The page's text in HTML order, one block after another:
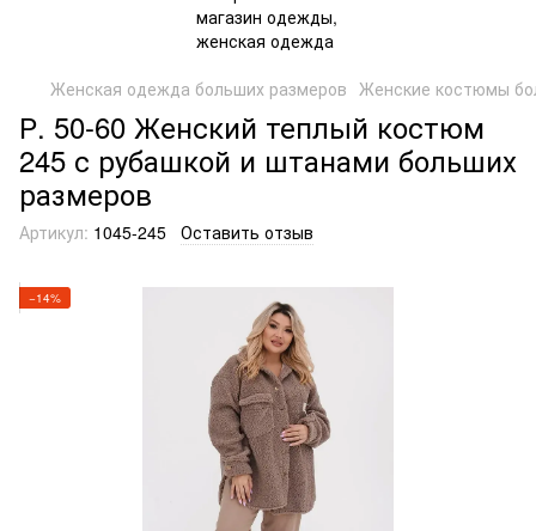
Женская одежда больших размеров Женские костюмы
Р. 50-60 Женский теплый костюм
245 с рубашкой и штанами больших
размеров
Артикул: 1045-245 Оставить отзыв
−14%